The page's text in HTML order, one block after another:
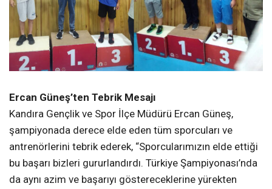
Ercan Güneş’ten Tebrik Mesajı
Kandıra Gençlik ve Spor İlçe Müdürü Ercan Güneş,
şampiyonada derece elde eden tüm sporcuları ve
antrenörlerini tebrik ederek, “Sporcularımızın elde ettiği
bu başarı bizleri gururlandırdı. Türkiye Şampiyonası’nda
da aynı azim ve başarıyı göstereceklerine yürekten